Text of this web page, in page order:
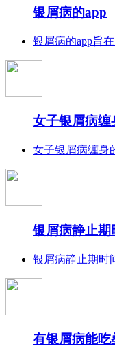
银屑病的app
银屑病的app旨
女子银屑病缠
女子银屑病缠身
银屑病静止期
银屑病静止期时
有银屑病能吃